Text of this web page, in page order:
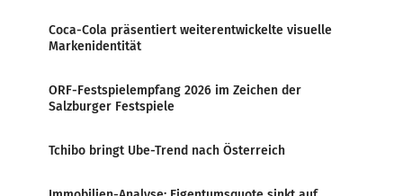
Coca-Cola präsentiert weiterentwickelte visuelle
Markenidentität
ORF-Festspielempfang 2026 im Zeichen der
Salzburger Festspiele
Tchibo bringt Ube-Trend nach Österreich